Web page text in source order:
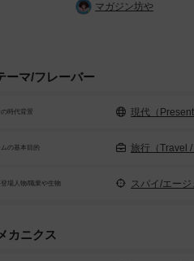
マガジン坊や
ーマ/フレーバー
時代背景 現代（Present
の基本目的 旅行（Travel /
登場人物/職業や生物 スパイ/エージ
カニクス